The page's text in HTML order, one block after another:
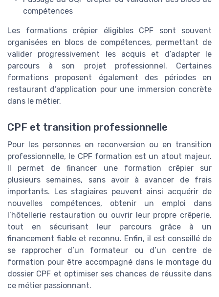
compétences
Les formations crêpier éligibles CPF sont souvent
organisées en blocs de compétences, permettant de
valider progressivement les acquis et d’adapter le
parcours à son projet professionnel. Certaines
formations proposent également des périodes en
restaurant d’application pour une immersion concrète
dans le métier.
CPF et transition professionnelle
Pour les personnes en reconversion ou en transition
professionnelle, le CPF formation est un atout majeur.
Il permet de financer une formation crêpier sur
plusieurs semaines, sans avoir à avancer de frais
importants. Les stagiaires peuvent ainsi acquérir de
nouvelles compétences, obtenir un emploi dans
l’hôtellerie restauration ou ouvrir leur propre crêperie,
tout en sécurisant leur parcours grâce à un
financement fiable et reconnu. Enfin, il est conseillé de
se rapprocher d’un formateur ou d’un centre de
formation pour être accompagné dans le montage du
dossier CPF et optimiser ses chances de réussite dans
ce métier passionnant.